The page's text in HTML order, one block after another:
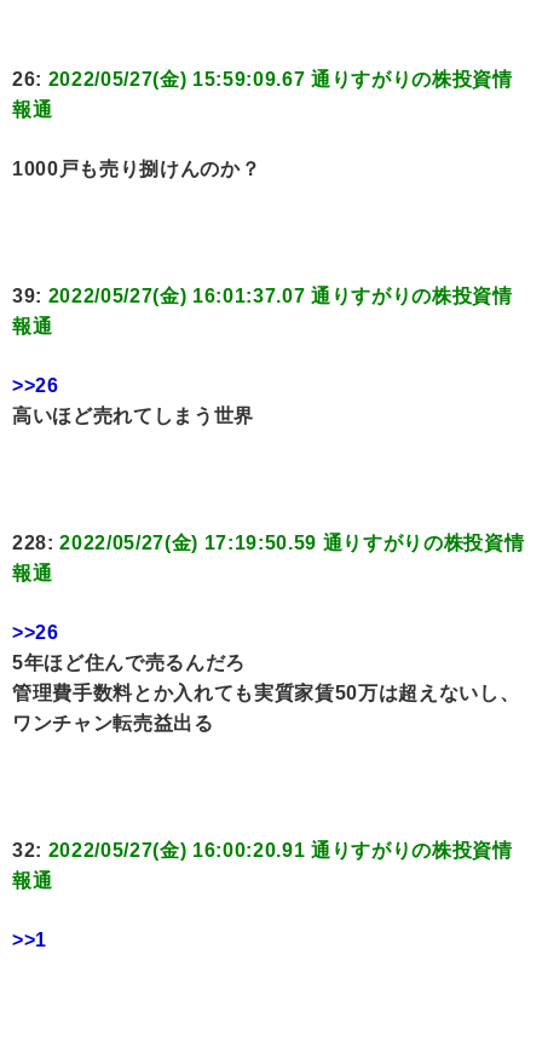
26: 2022/05/27(金) 15:59:09.67 通りすがりの株投資情
報通
1000戸も売り捌けんのか？
39: 2022/05/27(金) 16:01:37.07 通りすがりの株投資情
報通
>>26
高いほど売れてしまう世界
228:2022/05/27(金) 17:19:50.59 通りすがりの株投資情
報通
>>26
5年ほど住んで売るんだろ
管理費手数料とか入れても実質家賃50万は超えないし、
ワンチャン転売益出る
32: 2022/05/27(金) 16:00:20.91 通りすがりの株投資情
報通
>>1